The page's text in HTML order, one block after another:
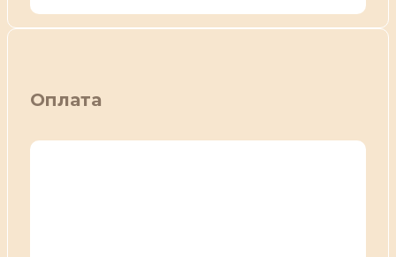
Оплата